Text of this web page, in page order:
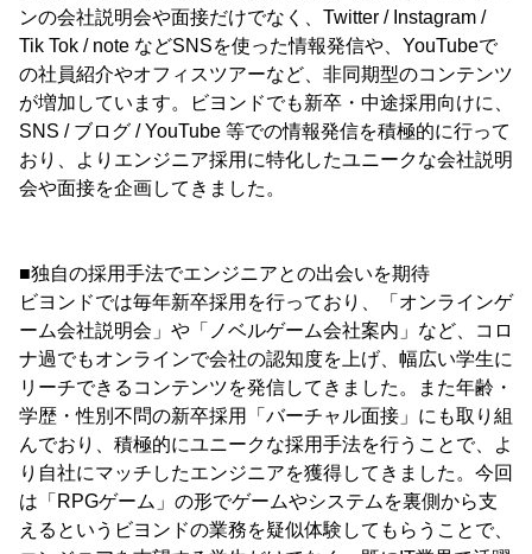
ンの会社説明会や面接だけでなく、Twitter / Instagram /
Tik Tok / note などSNSを使った情報発信や、YouTubeで
の社員紹介やオフィスツアーなど、非同期型のコンテンツ
が増加しています。ビヨンドでも新卒・中途採用向けに、
SNS / ブログ / YouTube 等での情報発信を積極的に行って
おり、よりエンジニア採用に特化したユニークな会社説明
会や面接を企画してきました。
■独自の採用手法でエンジニアとの出会いを期待
ビヨンドでは毎年新卒採用を行っており、「オンラインゲ
ーム会社説明会」や「ノベルゲーム会社案内」など、コロ
ナ過でもオンラインで会社の認知度を上げ、幅広い学生に
リーチできるコンテンツを発信してきました。また年齢・
学歴・性別不問の新卒採用「バーチャル面接」にも取り組
んでおり、積極的にユニークな採用手法を行うことで、よ
り自社にマッチしたエンジニアを獲得してきました。今回
は「RPGゲーム」の形でゲームやシステムを裏側から支
えるというビヨンドの業務を疑似体験してもらうことで、